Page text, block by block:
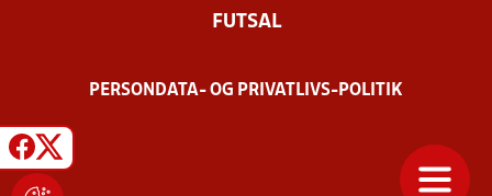
FUTSAL
PERSONDATA- OG PRIVATLIVS-POLITIK